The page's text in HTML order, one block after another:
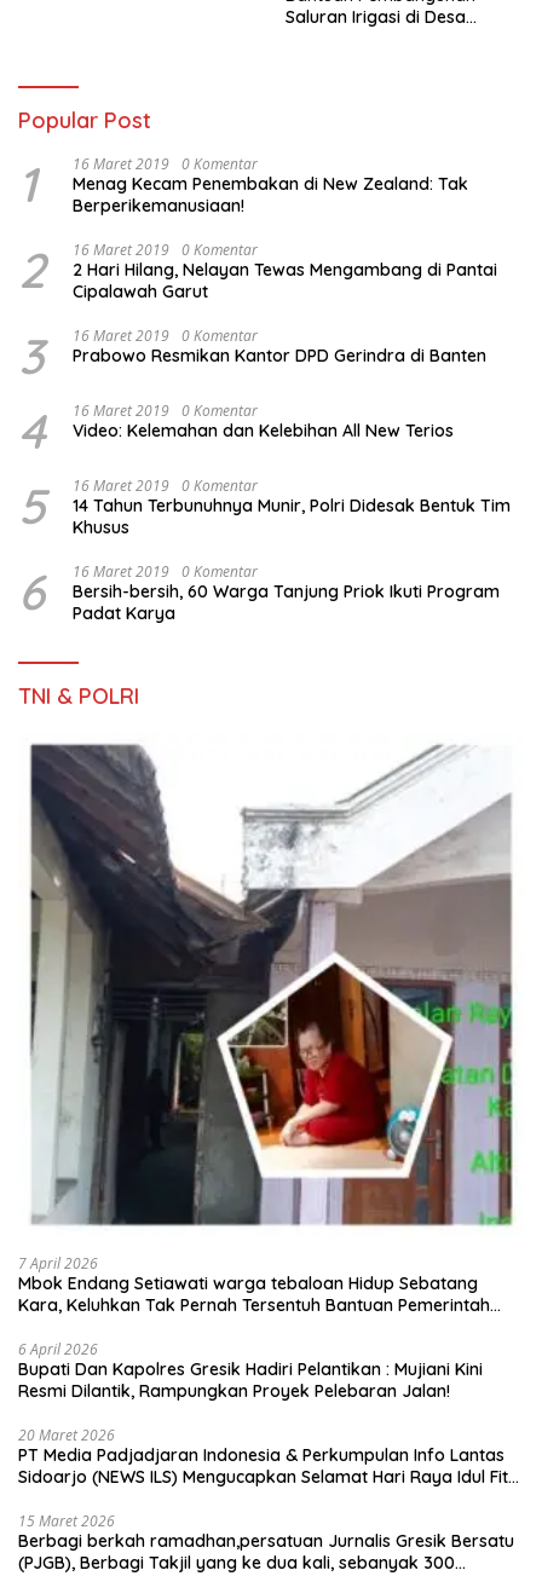
Saluran Irigasi di Desa
Popular Post
1 16 Maret 2019 0 Komentar
Menag Kecam Penembakan di New Zealand: Tak
Berperikemanusiaan!
2 16 Maret 2019 0 Komentar
2 Hari Hilang, Nelayan Tewas Mengambang di Pantai
Cipalawah Garut
3 16 Maret 2019 0 Komentar
Prabowo Resmikan Kantor DPD Gerindra di Banten
4 16 Maret 2019 0 Komentar
Video: Kelemahan dan Kelebihan All New Terios
5 16 Maret 2019 0 Komentar
14 Tahun Terbunuhnya Munir, Polri Didesak Bentuk Tim
Khusus
6 16 Maret 2019 0 Komentar
Bersih-bersih, 60 Warga Tanjung Priok Ikuti Program
Padat Karya
TNI & POLRI
7 April 2026
Mbok Endang Setiawati warga tebaloan Hidup Sebatang
Kara, Keluhkan Tak Pernah Tersentuh Bantuan Pemerintah
6 April 2026
​Bupati Dan Kapolres Gresik Hadiri Pelantikan : Mujiani Kini
Resmi Dilantik, Rampungkan Proyek Pelebaran Jalan!
20 Maret 2026
PT Media Padjadjaran Indonesia & Perkumpulan Info Lantas
Sidoarjo (NEWS ILS) Mengucapkan Selamat Hari Raya Idul Fitri
15 Maret 2026
Berbagi berkah ramadhan,persatuan Jurnalis Gresik Bersatu
(PJGB), Berbagi Takjil yang ke dua kali, sebanyak 300